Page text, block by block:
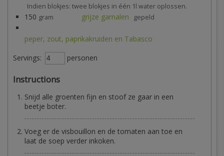
Indien blokjes: twee blokjes in één 1l water oplossen.
150 gram grijze garnalen gepeld
peper, zout, paprikakruiden en Tabasco
Servings:
personen
Instructions
Snijd alle groenten fijn en stoof ze gaar in een
beetje boter.
Voeg er de visbouillon en de tomaten aan toe en
laat de soep verder inkoken.